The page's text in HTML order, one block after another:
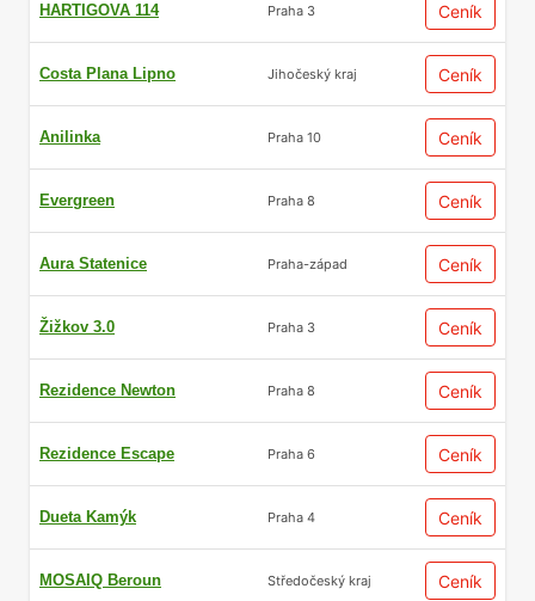
HARTIGOVA 114 Praha 3 Ceník
Costa Plana Lipno Jihočeský kraj Ceník
Anilinka Praha 10 Ceník
Evergreen Praha 8 Ceník
Aura Statenice Praha-západ Ceník
Žižkov 3.0 Praha 3 Ceník
Rezidence Newton Praha 8 Ceník
Rezidence Escape Praha 6 Ceník
Dueta Kamýk Praha 4 Ceník
MOSAIQ Beroun Středočeský kraj Ceník